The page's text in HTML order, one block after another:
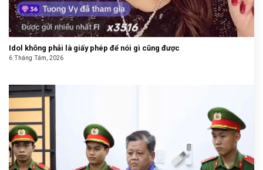
Idol không phải là giấy phép để nói gì cũng được
6 Tháng Tám, 2026